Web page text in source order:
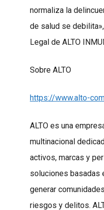
normaliza la
de salud se
Legal de ALTO
Sobre ALTO
https://www.alto-
ALTO es una
multinacional
activos, marcas y
soluciones basadas
generar
riesgos y delitos.